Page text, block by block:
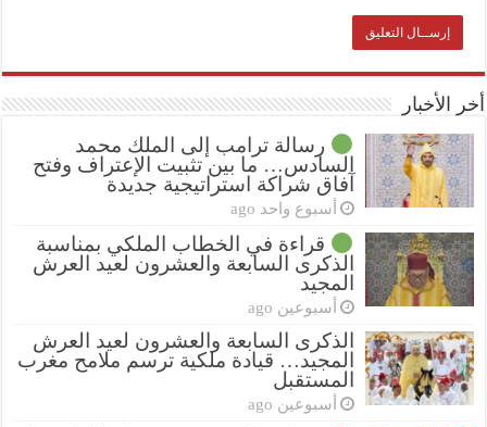
أخر الأخبار
رسالة ترامب إلى الملك محمد
السادس… ما بين تثبيت الإعتراف وفتح
آفاق شراكة استراتيجية جديدة
أسبوع واحد ago
قراءة في الخطاب الملكي بمناسبة
الذكرى السابعة والعشرون لعيد العرش
المجيد
أسبوعين ago
الذكرى السابعة والعشرون لعيد العرش
المجيد… قيادة ملكية ترسم ملامح مغرب
المستقبل
أسبوعين ago